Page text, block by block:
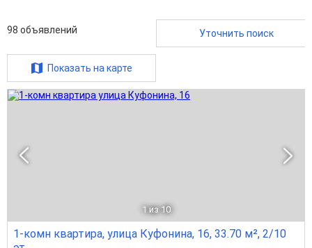
98 объявлений Уточнить поиск
Показать на карте
1 из 10
1-комн квартира, улица Куфонина, 16, 33.70 м², 2/10